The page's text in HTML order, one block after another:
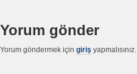
Yorum gönder
Yorum göndermek için giriş yapmalısınız.